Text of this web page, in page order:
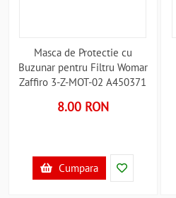
Masca de Protectie cu
Buzunar pentru Filtru Womar
Zaffiro 3-Z-MOT-02 A450371
8.00 RON
Cumpara